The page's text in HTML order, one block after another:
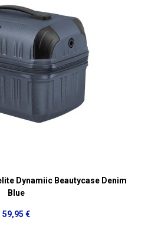
Dynamiic Beautycase Denim
Blue
59,95 €